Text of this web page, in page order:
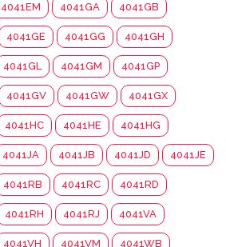
4041EM 4041GA 4041GB
4041GE 4041GG 4041GH
4041GL 4041GM 4041GP
4041GV 4041GW 4041GX
4041HC 4041HE 4041HG
4041JA 4041JB 4041JD 4041JE
4041RB 4041RC 4041RD
4041RH 4041RJ 4041VA
4041VH 4041VM 4041WB